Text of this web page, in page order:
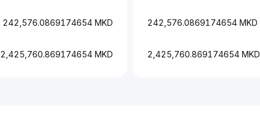
242,576.0869174654 MKD
2,425,760.869174654 MKD
242,576.0869174654 MKD
2,425,760.869174654 MKD